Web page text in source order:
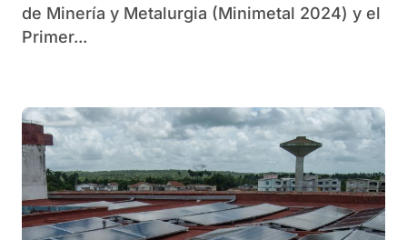
de Minería y Metalurgia (Minimetal 2024) y el
Primer...